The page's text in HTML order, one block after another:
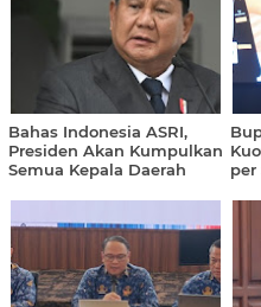
Bahas Indonesia ASRI,
Presiden Akan Kumpulkan
Semua Kepala Daerah
per